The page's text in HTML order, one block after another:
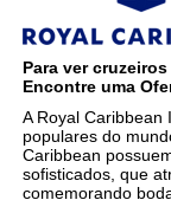
Para ver
Encontre uma
A Royal Caribbean
populares do
Caribbean
sofisticados, que
comemorando